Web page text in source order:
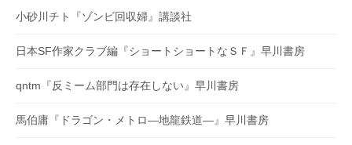
ョ
ン
小砂川チト『ゾンビ回収婦』講談社
日本SF作家クラブ編『ショートショートなＳＦ』早川書房
qntm『反ミーム部門は存在しない』早川書房
馬伯庸『ドラゴン・メトロ―地龍鉄道―』早川書房